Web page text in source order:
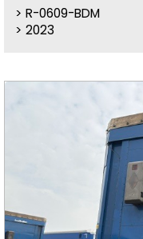
R-0609-BDM
2023